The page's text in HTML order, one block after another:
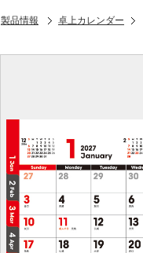
製品情報 卓上カレンダー